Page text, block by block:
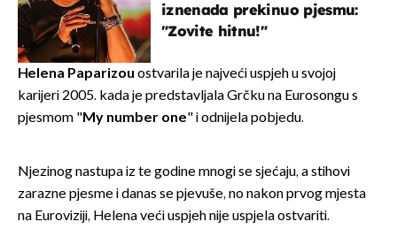
iznenada prekinuo pjesmu:
"Zovite hitnu!"
Helena Paparizou ostvarila je najveći uspjeh u svojoj
karijeri 2005. kada je predstavljala Grčku na Eurosongu s
pjesmom "My number one" i odnijela pobjedu.
Njezinog nastupa iz te godine mnogi se sjećaju, a stihovi
zarazne pjesme i danas se pjevuše, no nakon prvog mjesta
na Euroviziji, Helena veći uspjeh nije uspjela ostvariti.